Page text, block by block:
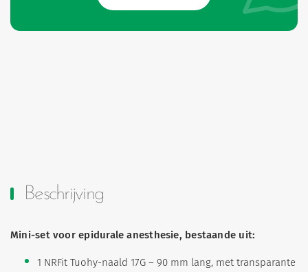
Beschrijving
Mini-set voor epidurale anesthesie, bestaande uit:
1 NRFit Tuohy-naald 17G – 90 mm lang, met transparante